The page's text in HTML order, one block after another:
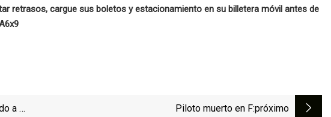
retrasos, cargue sus boletos y estacionamiento en su billetera móvil antes de
6x9
a la Piloto muerto en F:próximo